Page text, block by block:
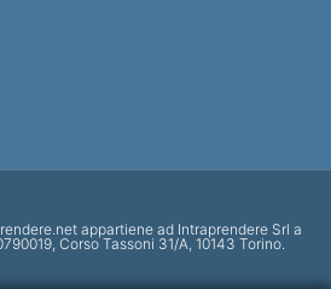
appartiene ad Intraprendere Srl a
Corso Tassoni 31/A, 10143 Torino.